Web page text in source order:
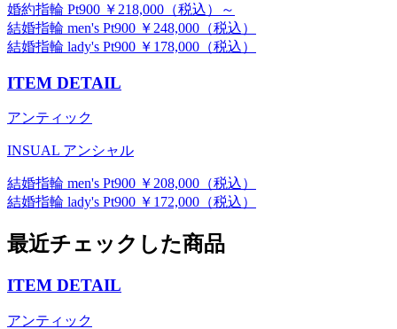
婚約指輪 Pt900 ￥218,000（税込）～
結婚指輪 men's Pt900 ￥248,000（税込）
結婚指輪 lady's Pt900 ￥178,000（税込）
ITEM DETAIL
アンティック
INSUAL アンシャル
結婚指輪 men's Pt900 ￥208,000（税込）
結婚指輪 lady's Pt900 ￥172,000（税込）
最近チェックした商品
ITEM DETAIL
アンティック